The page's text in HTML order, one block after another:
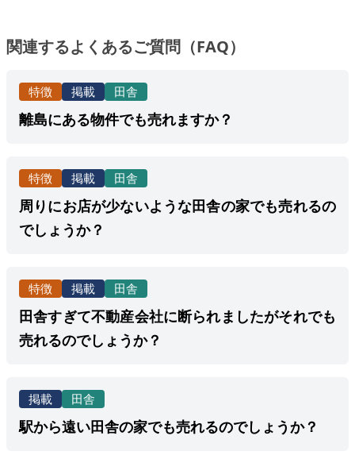
関連するよくあるご質問（FAQ）
特徴 掲載 田舎
離島にある物件でも売れますか？
特徴 掲載 田舎
周りにお店が少ないような田舎の家でも売れるの
でしょうか？
特徴 掲載 田舎
田舎すぎて不動産会社に断られましたがそれでも
売れるのでしょうか？
掲載 田舎
駅から遠い田舎の家でも売れるのでしょうか？